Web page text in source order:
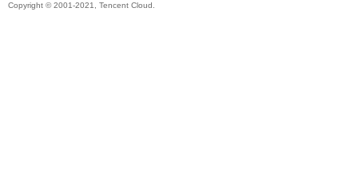
Copyright © 2001-2021, Tencent Cloud.